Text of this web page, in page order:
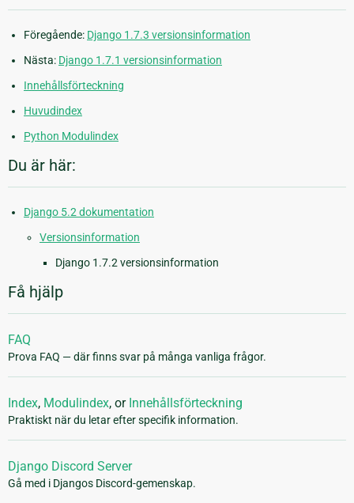
Föregående: Django 1.7.3 versionsinformation
Nästa: Django 1.7.1 versionsinformation
Innehållsförteckning
Huvudindex
Python Modulindex
Du är här:
Django 5.2 dokumentation
Versionsinformation
Django 1.7.2 versionsinformation
Få hjälp
FAQ
Prova FAQ — där finns svar på många vanliga frågor.
Index, Modulindex, or Innehållsförteckning
Praktiskt när du letar efter specifik information.
Django Discord Server
Gå med i Djangos Discord-gemenskap.